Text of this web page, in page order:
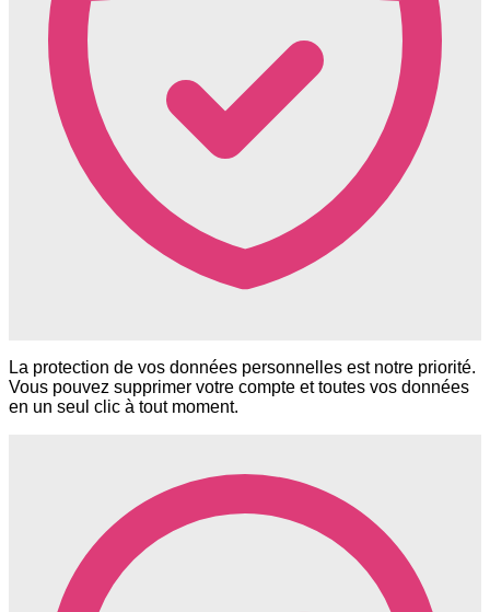
La protection de vos données personnelles est notre priorité.
Vous pouvez supprimer votre compte et toutes vos données
en un seul clic à tout moment.